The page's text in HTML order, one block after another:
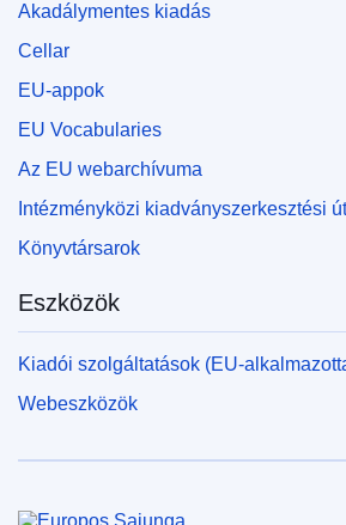
Akadálymentes kiadás
Cellar
EU-appok
EU Vocabularies
Az EU webarchívuma
Intézményközi kiadványszerkesztési
Könyvtársarok
Eszközök
Kiadói szolgáltatások (EU-
Webeszközök